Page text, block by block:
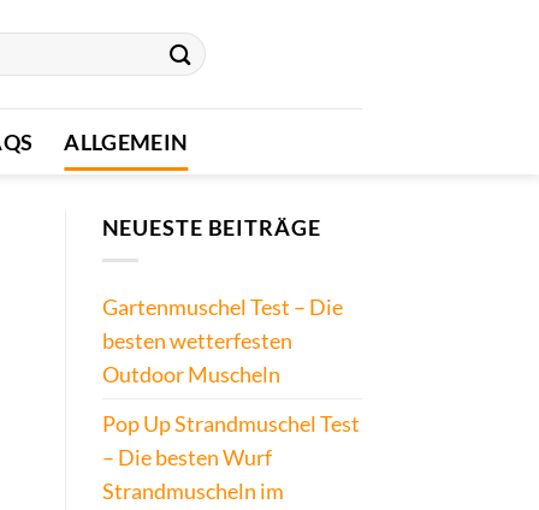
ALLGEMEIN
NEUESTE BEITRÄGE
Gartenmuschel Test – Die
besten wetterfesten
Outdoor Muscheln
Pop Up Strandmuschel Test
– Die besten Wurf
Strandmuscheln im